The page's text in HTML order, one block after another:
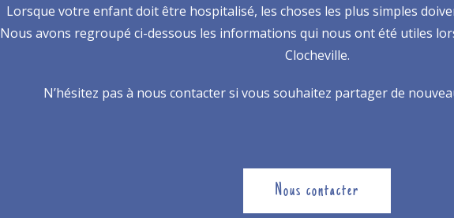
Lorsque votre enfant doit être hospitalisé, les choses les plus simples
Nous avons regroupé ci-dessous les informations qui nous ont été utiles
Clocheville.
N’hésitez pas à nous contacter si vous souhaitez partager de
Nous contacter